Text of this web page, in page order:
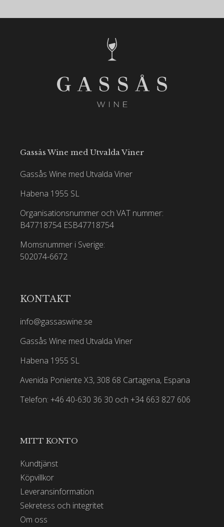
Gassås Wine med Utvalda Viner
Gassås Wine med Utvalda Viner
Habena 1955 SL
Organisationsnummer och VAT nummer:
B47718754 ESB47718754
Momsnummer i Sverige:
502074-6672
KONTAKT
info@gassaswine.se
Gassås Wine med Utvalda Viner
Habena 1955 SL
Avenida Poniente X3, 308 68 Cartagena, Espana
Telefon: +46 40-630 36 30 och +34 663 827 606
MITT KONTO
Kundtjänst
Köpvillkor
Leveransinformation
Sekretess och integritet
Om oss